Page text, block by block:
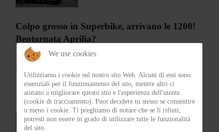
Colpo grosso in Superbike, arrivano le 1200!
Bentornata Aprilia?
We use cookies
Utilizziamo i cookie sul nostro sito Web. Alcuni di essi sono
essenziali per il funzionamento del sito, mentre altri ci
aiutano a migliorare questo sito e l'esperienza dell'utente
(cookie di tracciamento). Puoi decidere tu stesso se consentire
o meno i cookie. Ti preghiamo di notare che se li rifiuti,
potresti non essere in grado di utilizzare tutte le funzionalità
del sito.